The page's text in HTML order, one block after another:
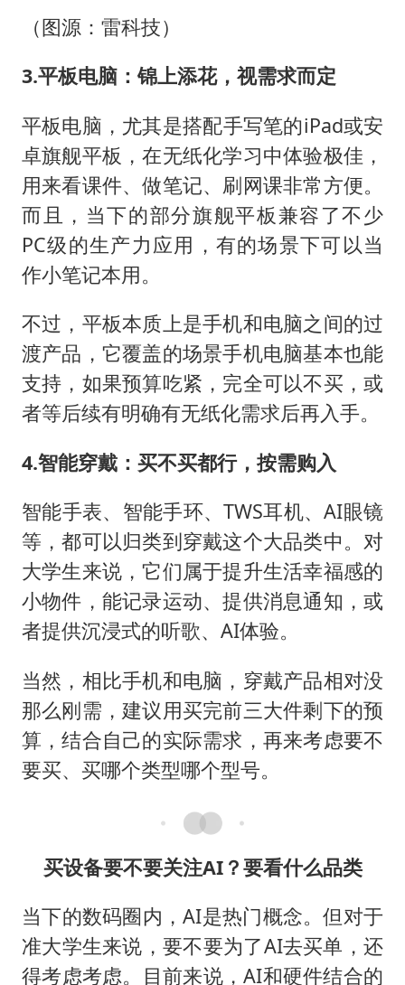
（图源：雷科技）
3.平板电脑：锦上添花，视需求而定
平板电脑，尤其是搭配手写笔的iPad或安
卓旗舰平板，在无纸化学习中体验极佳，
用来看课件、做笔记、刷网课非常方便。
而且，当下的部分旗舰平板兼容了不少
PC级的生产力应用，有的场景下可以当
作小笔记本用。
不过，平板本质上是手机和电脑之间的过
渡产品，它覆盖的场景手机电脑基本也能
支持，如果预算吃紧，完全可以不买，或
者等后续有明确有无纸化需求后再入手。
4.智能穿戴：买不买都行，按需购入
智能手表、智能手环、TWS耳机、AI眼镜
等，都可以归类到穿戴这个大品类中。对
大学生来说，它们属于提升生活幸福感的
小物件，能记录运动、提供消息通知，或
者提供沉浸式的听歌、AI体验。
当然，相比手机和电脑，穿戴产品相对没
那么刚需，建议用买完前三大件剩下的预
算，结合自己的实际需求，再来考虑要不
要买、买哪个类型哪个型号。
买设备要不要关注AI？要看什么品类
当下的数码圈内，AI是热门概念。但对于
准大学生来说，要不要为了AI去买单，还
得考虑考虑。目前来说，AI和硬件结合的